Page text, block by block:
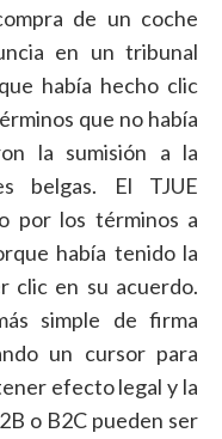
de un coche
en un tribunal
había hecho clic
que no había
la sumisión a la
belgas. El TJUE
por los términos a
había tenido la
clic en su acuerdo.
simple de firma
un cursor para
efecto legal y la
o B2C pueden ser